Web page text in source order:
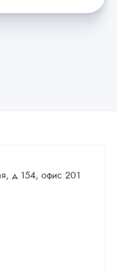
д 154, офис 201